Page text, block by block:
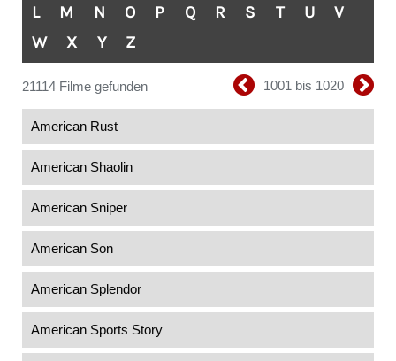
L
M N O P Q R S T U
V
W
X Y Z
21114 Filme gefunden 1001 bis 1020
American Rust
American Shaolin
American Sniper
American Son
American Splendor
American Sports Story